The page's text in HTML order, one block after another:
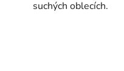
suchých oblecích.